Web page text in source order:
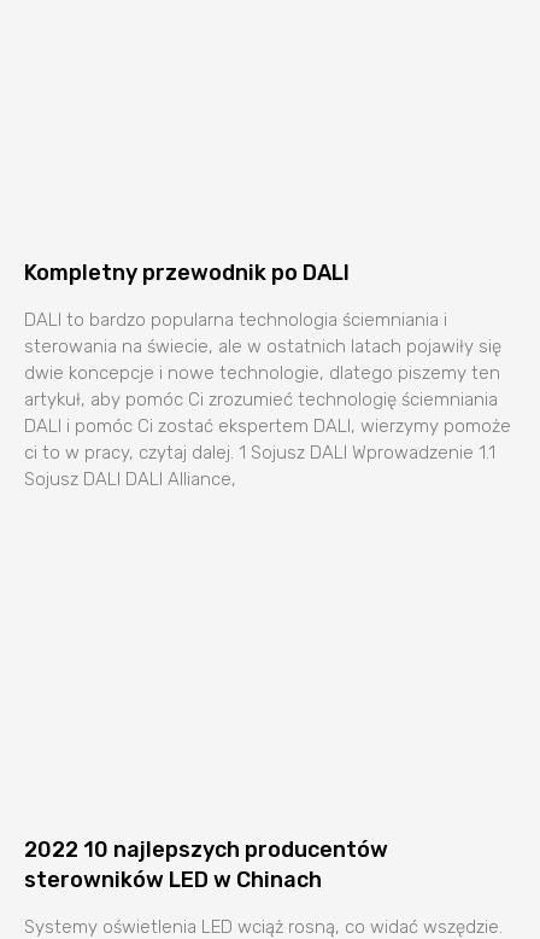
Kompletny przewodnik po DALI
DALI to bardzo popularna technologia ściemniania i
sterowania na świecie, ale w ostatnich latach pojawiły się
dwie koncepcje i nowe technologie, dlatego piszemy ten
artykuł, aby pomóc Ci zrozumieć technologię ściemniania
DALI i pomóc Ci zostać ekspertem DALI, wierzymy pomoże
ci to w pracy, czytaj dalej. 1 Sojusz DALI Wprowadzenie 1.1
Sojusz DALI DALI Alliance,
2022 10 najlepszych producentów
sterowników LED w Chinach
Systemy oświetlenia LED wciąż rosną, co widać wszędzie.